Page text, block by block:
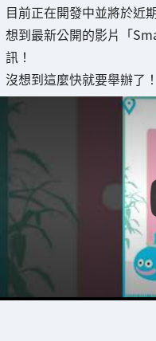
目前正在開發中並將於近
想到最新公開的影片「
訊！
沒想到這麼快就要舉辦了！